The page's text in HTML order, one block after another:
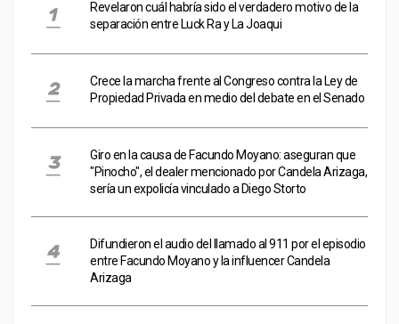
Revelaron cuál habría sido el verdadero motivo de la
separación entre Luck Ra y La Joaqui
Crece la marcha frente al Congreso contra la Ley de
Propiedad Privada en medio del debate en el Senado
Giro en la causa de Facundo Moyano: aseguran que
"Pinocho", el dealer mencionado por Candela Arizaga,
sería un expolicía vinculado a Diego Storto
Difundieron el audio del llamado al 911 por el episodio
entre Facundo Moyano y la influencer Candela
Arizaga